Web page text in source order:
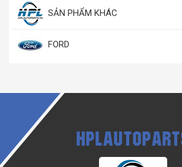
SẢN PHẨM KHÁC
FORD